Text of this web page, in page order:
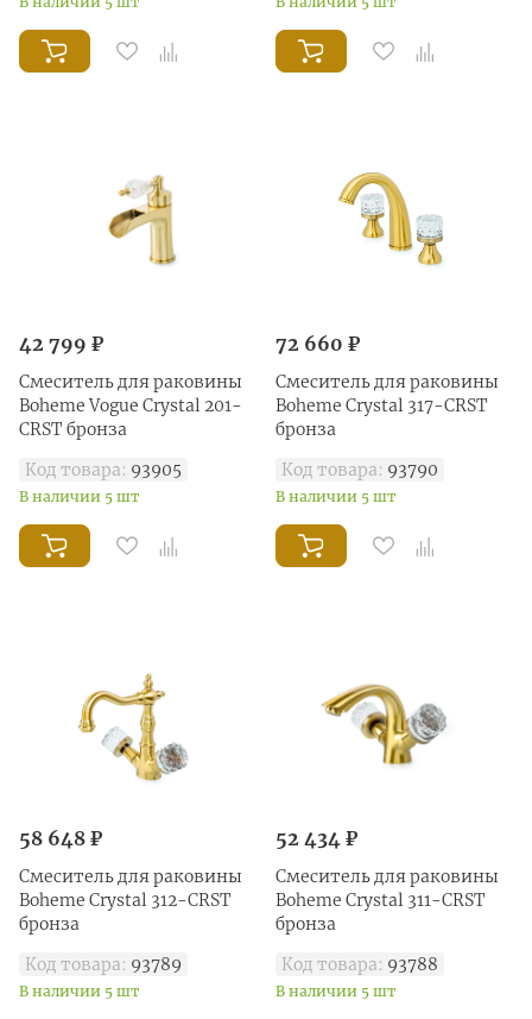
42 799 ₽
Смеситель для раковины
Boheme Vogue Crystal 201-
CRST бронза
Код товара: 93905
В наличии 5 шт
72 660 ₽
Смеситель для раковины
Boheme Crystal 317-CRST
бронза
Код товара: 93790
В наличии 5 шт
58 648 ₽
Смеситель для раковины
Boheme Crystal 312-CRST
бронза
Код товара: 93789
В наличии 5 шт
52 434 ₽
Смеситель для раковины
Boheme Crystal 311-CRST
бронза
Код товара: 93788
В наличии 5 шт